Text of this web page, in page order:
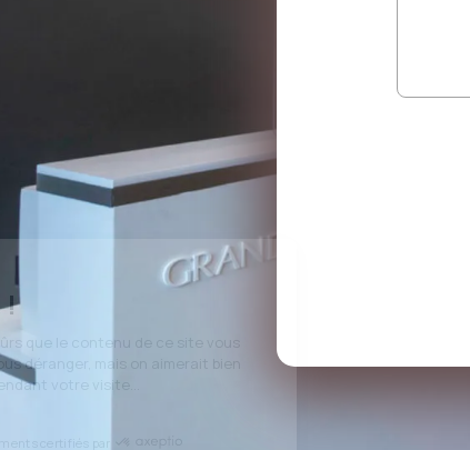
Salut c'est nous...
On a attendu d'être sûrs que le contenu de ce site vous
intéresse avant de vous déranger, mais on aimerait bien
vous accompagner pendant votre visite...